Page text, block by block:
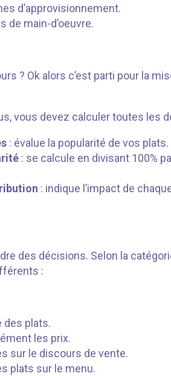
d’approvisionnement.
de main-d’oeuvre.
? Ok alors c’est parti pour la
vous devez calculer toutes les
: évalue la popularité de vos plats.
: se calcule en divisant 100%
: indique l’impact de
des décisions. Selon la
:
des plats.
les prix.
sur le discours de vente.
plats sur le menu.